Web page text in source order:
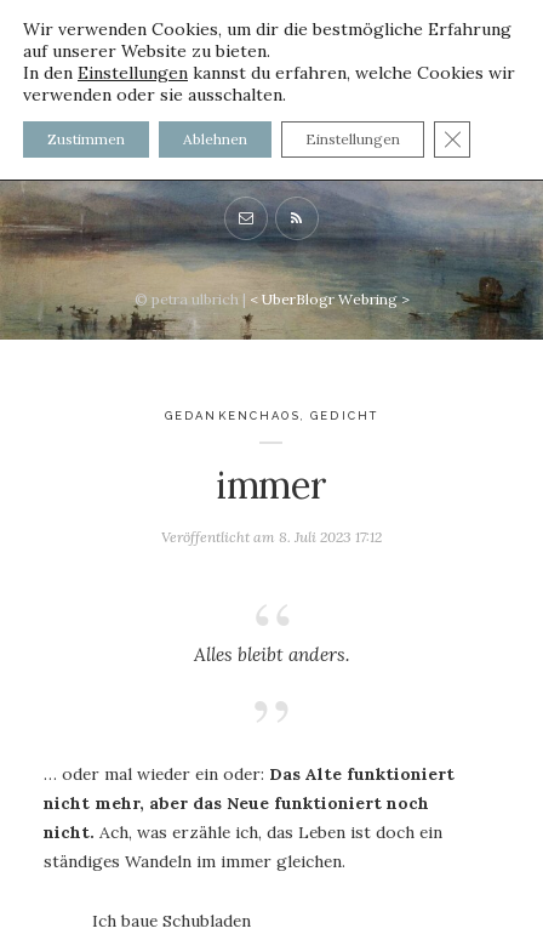
voller worte - mit und ohne
Innenfutter
© petra ulbrich | < UberBlogr Webring >
GEDANKENCHAOS,GEDICHT
immer
Veröffentlicht am 8. Juli 2023 17:12
Alles bleibt anders.
… oder mal wieder ein oder: Das Alte funktioniert
nicht mehr, aber das Neue funktioniert noch
nicht. Ach, was erzähle ich, das Leben ist doch ein
ständiges Wandeln im immer gleichen.
Ich baue Schubladen
Wir verwenden Cookies, um dir die bestmögliche Erfahrung
auf unserer Website zu bieten.
In den Einstellungen kannst du erfahren, welche Cookies wir
verwenden oder sie ausschalten.
Zustimmen Ablehnen Einstellungen GDPR